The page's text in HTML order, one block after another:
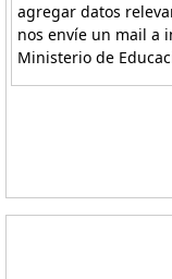
agregar datos
nos envíe un mail a
Ministerio de